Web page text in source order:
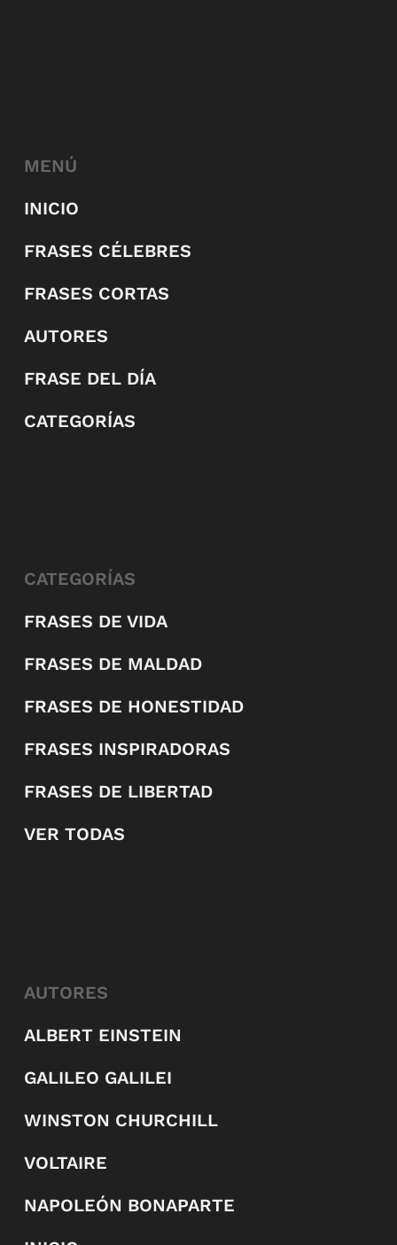
MENÚ
INICIO
FRASES CÉLEBRES
FRASES CORTAS
AUTORES
FRASE DEL DÍA
CATEGORÍAS
CATEGORÍAS
FRASES DE VIDA
FRASES DE MALDAD
FRASES DE HONESTIDAD
FRASES INSPIRADORAS
FRASES DE LIBERTAD
VER TODAS
AUTORES
ALBERT EINSTEIN
GALILEO GALILEI
WINSTON CHURCHILL
VOLTAIRE
NAPOLEÓN BONAPARTE